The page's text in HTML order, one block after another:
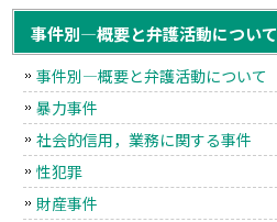
事件別―概要と弁護活動について
事件別―概要と弁護活動について
暴力事件
社会的信用，業務に関する事件
性犯罪
財産事件